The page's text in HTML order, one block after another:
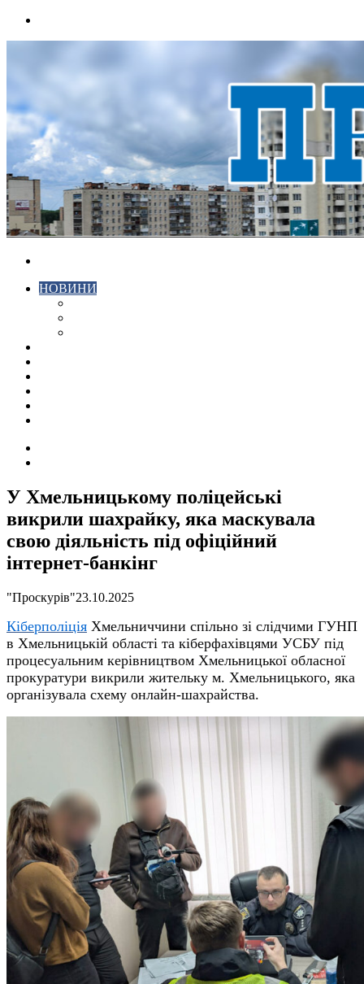
НОВИНИ
У Хмельницькому поліцейські
викрили шахрайку, яка маскувала
свою діяльність під офіційний
інтернет-банкінг
"Проскурів"23.10.2025
Кіберполіція Хмельниччини спільно зі слідчими ГУНП
в Хмельницькій області та кіберфахівцями УСБУ під
процесуальним керівництвом Хмельницької обласної
прокуратури викрили жительку м. Хмельницького, яка
організувала схему онлайн-шахрайства.